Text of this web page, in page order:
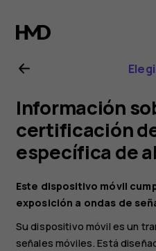
Guía
del
usuario
de
Nokia
2.1
Información
certificación
específica de
Este dispositivo móvil
exposición a ondas de
Su dispositivo móvil es un
señales móviles. Está